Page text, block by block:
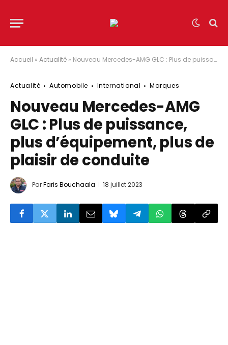
Accueil » Actualité » Nouveau Mercedes-AMG GLC : Plus de puissance, plus d’équipement, plus de plaisir de conduite
Actualité Automobile International Marques
Nouveau Mercedes-AMG
GLC : Plus de puissance,
plus d’équipement, plus de
plaisir de conduite
ParFaris Bouchaala 18 juillet 2023